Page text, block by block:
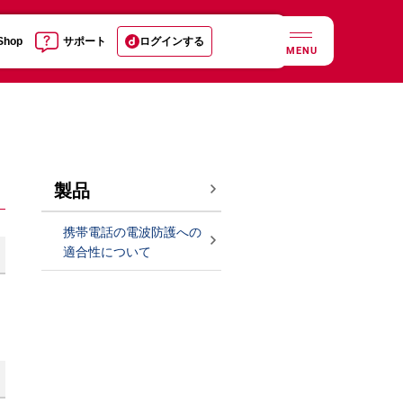
サポート ログインする
MENU
製品
携帯電話の電波防護への
適合性について